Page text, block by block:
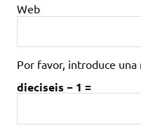
Web
Por favor, introduce
dieciseis − 1 =